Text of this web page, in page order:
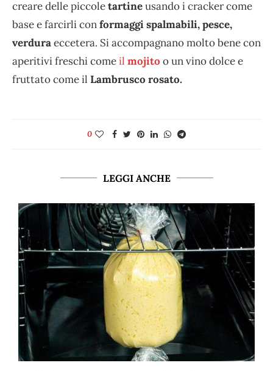
creare delle piccoletartineusando i cracker come
base e farcirli conformaggi spalmabili, pesce,
verduraeccetera. Si accompagnano molto bene con
aperitivi freschi comeil mojito o un vino dolce e
fruttato come il Lambrusco rosato.
0
LEGGI ANCHE